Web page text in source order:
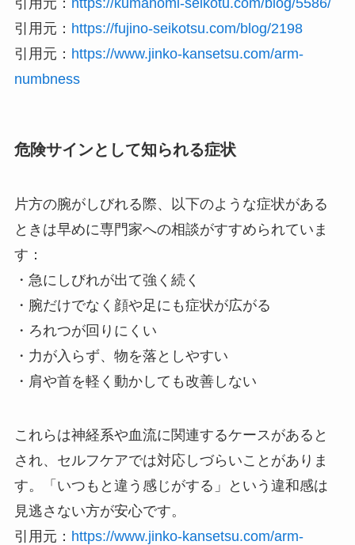
引用元： https://kumanomi-seikotu.com/blog/5586/
引用元： https://fujino-seikotsu.com/blog/2198
引用元： https://www.jinko-kansetsu.com/arm-
numbness
危険サインとして知られる症状
片方の腕がしびれる際、以下のような症状がある
ときは早めに専門家への相談がすすめられていま
す：
・急にしびれが出て強く続く
・腕だけでなく顔や足にも症状が広がる
・ろれつが回りにくい
・力が入らず、物を落としやすい
・肩や首を軽く動かしても改善しない
これらは神経系や血流に関連するケースがあると
され、セルフケアでは対応しづらいことがありま
す。「いつもと違う感じがする」という違和感は
見逃さない方が安心です。
引用元： https://www.jinko-kansetsu.com/arm-